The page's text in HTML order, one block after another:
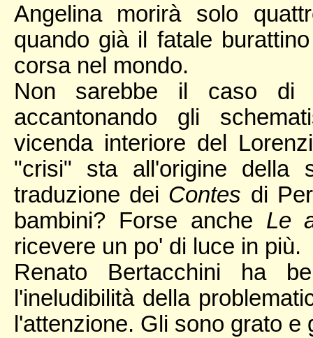
Angelina morirà solo
quando già il fatale
corsa nel mondo.
Non sarebbe il caso di
accantonando gli
vicenda interiore del
"crisi" sta all'origine
traduzione dei Contes di
bambini? Forse anche Le
ricevere un po' di luce in più.
Renato Bertacchini ha
l'ineludibilità della
l'attenzione. Gli sono grato e